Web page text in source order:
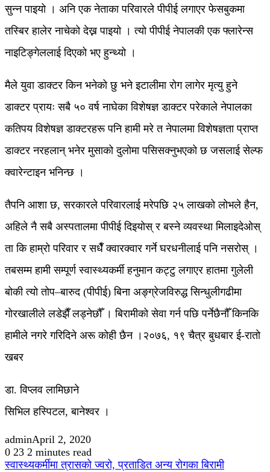
सुन्न पाइयो । अनि एक नेताका परिवारले पीपीई लगाएर फेसबुकमा
तस्बिर हालेर नाचेको देख्न पाइयो । त्यो पीपीई नेपालकी एक फ्लारेन्स
नाइटिङ्गेललाई दिएको भए हुन्थ्यो ।
मैले युवा डाक्टर किन भनेको छु भने इटालीमा रोग लागेर मृत्यु हुने
डाक्टर प्रायः सबै ५० वर्ष नाघेका विशेषज्ञ डाक्टर परेकाले नेपालका
कतिपय विशेषज्ञ डाक्टरहरू पनि हामी मरे त नेपालमा विशेषज्ञता प्राप्त
डाक्टर नरहलान् भनेर मुसाको दुलोमा पसिसक्नुभएको छ जसलाई सेल्फ
क्वारेन्टाइन भनिन्छ ।
तैपनि आशा छ, सरकारले परिवारलाई मरेपछि २५ लाखको लोभले हैन,
अहिले नै सबै अस्पतालमा पीपीई दिइयोस् र बस्ने व्यवस्था मिलाइदेओस्
ता कि हाम्रो परिवार र सधैँ क्वारक्वार गर्ने घरधनीलाई पनि नसरोस् ।
तबसम्म हामी सम्पूर्ण स्वास्थ्यकर्मी हनुमान कट्टु लगाएर हातमा गुलेली
बोकी त्यो तोप–बारुद (पीपीई) बिना अङ्ग्रेजविरुद्ध सिन्धुलीगढीमा
गोरखालीले लडेझैँ लड्नेछौँ । बिरामीको सेवा गर्न पछि पर्नेछैनौँ किनकि
हामीले नगरे गरिदिने अरू कोही छैन ।२०७६, १९ चैत्र बुधबार ई-रातो
खबर
डा. विप्लव लामिछाने
सिभिल हस्पिटल, बानेश्वर ।
adminApril 2, 2020
0 23 2 minutes read
स्वास्थ्यकर्मीमा त्रासको ज्वरो, प्रताडित अन्य रोगका बिरामी